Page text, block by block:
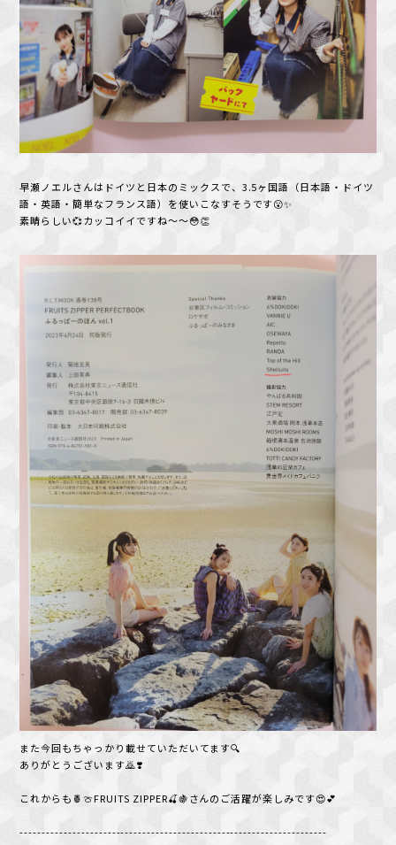
早瀬ノエルさんはドイツと日本のミックスで、3.5ヶ国語（日本語・ドイツ
語・英語・簡単なフランス語）を使いこなすそうです😮✨
素晴らしい💞カッコイイですね～～😳👏
また今回もちゃっかり載せていただいてます🔍️
ありがとうございます🙇❣️
これからも🍍🍈FRUITS ZIPPER🍒🍇さんのご活躍が楽しみです😍💕
----------------------------------------------------------------------